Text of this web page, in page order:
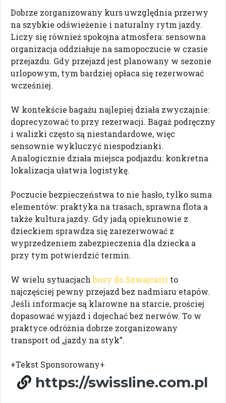
Dobrze zorganizowany kurs uwzględnia przerwy
na szybkie odświeżenie i naturalny rytm jazdy.
Liczy się również spokojna atmosfera: sensowna
organizacja oddziałuje na samopoczucie w czasie
przejazdu. Gdy przejazd jest planowany w sezonie
urlopowym, tym bardziej opłaca się rezerwować
wcześniej.
W kontekście bagażu najlepiej działa zwyczajnie:
doprecyzować to przy rezerwacji. Bagaż podręczny
i walizki często są niestandardowe, więc
sensownie wykluczyć niespodzianki.
Analogicznie działa miejsca podjazdu: konkretna
lokalizacja ułatwia logistykę.
Poczucie bezpieczeństwa to nie hasło, tylko suma
elementów: praktyka na trasach, sprawna flota a
także kultura jazdy. Gdy jadą opiekunowie z
dzieckiem sprawdza się zarezerwować z
wyprzedzeniem zabezpieczenia dla dziecka a
przy tym potwierdzić termin.
W wielu sytuacjachbusy do Szwajcarii to
najczęściej pewny przejazd bez nadmiaru etapów.
Jeśli informacje są klarowne na starcie, prościej
dopasować wyjazd i dojechać bez nerwów. To w
praktyce odróżnia dobrze zorganizowany
transport od „jazdy na styk”.
+Tekst Sponsorowany+
https://swissline.com.pl